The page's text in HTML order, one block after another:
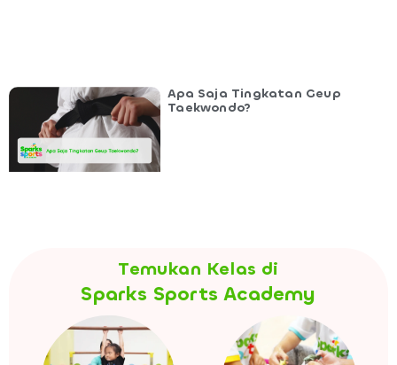
Apa Saja Tingkatan Geup
Taekwondo?
Temukan Kelas di
Sparks Sports Academy